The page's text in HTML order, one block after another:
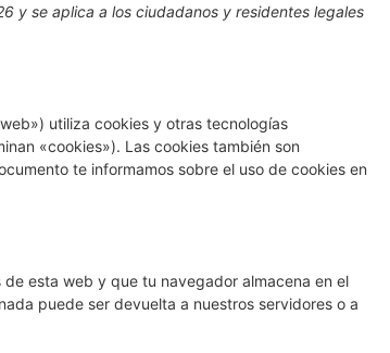
y se aplica a los ciudadanos y residentes legales
utiliza cookies y otras tecnologías
«cookies»). Las cookies también son
te informamos sobre el uso de cookies en
esta web y que tu navegador almacena en el
puede ser devuelta a nuestros servidores o a